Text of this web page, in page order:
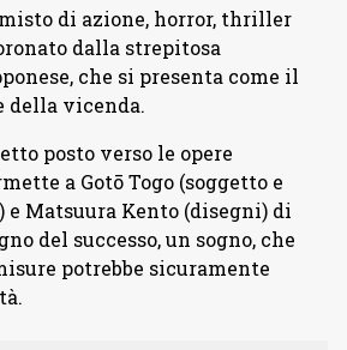
di azione, horror, thriller
dalla strepitosa
che si presenta come il
della vicenda.
posto verso le opere
a Gotō Togo (soggetto e
e Matsuura Kento (disegni) di
del successo, un sogno, che
potrebbe sicuramente